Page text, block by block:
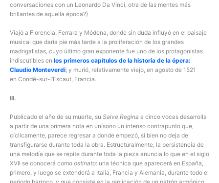
conversaciones con un Leonardo Da Vinci, otra de las mentes más
brillantes de aquella época?)
Viajó a Florencia, Ferrara y Módena, donde sin duda influyó en el paisaje
musical que daría pie más tarde a la proliferación de los grandes
madrigalistas, cuyo último gran exponente fue uno de los protagonistas
indiscutibles en los primeros capítulos de la historia de la ópera:
Claudio Monteverdi; y murió, relativamente viejo, en agosto de 1521
en Condé-sur-l’Escaut, Francia.
III.
Publicado el año de su muerte, su Salve Regina a cinco voces desarrolla
a partir de una primera nota en unísono un intenso contrapunto que,
cíclicamente, parece regresar a donde empezó, si bien no deja de
transfigurarse durante toda la obra. Estructuralmente, la persistencia de
una melodía que se repite durante toda la pieza anuncia lo que en el siglo
XVII se conocerá como ostinato: una técnica que aparecerá en España,
primero, y luego se extenderá a Italia, Francia y Alemania, durante todo el